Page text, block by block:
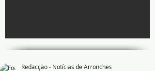
Redacção - Notícias de Arronches